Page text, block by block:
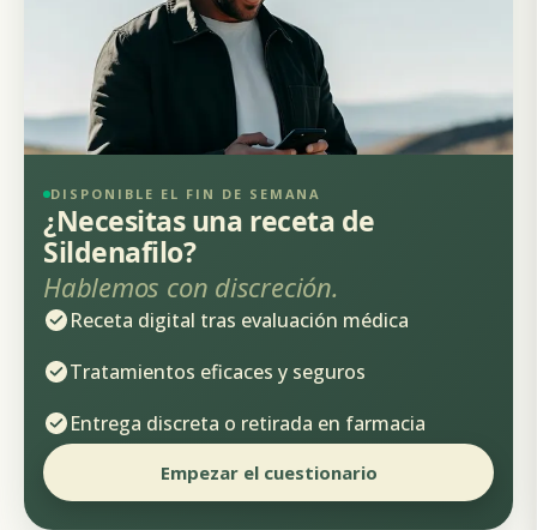
DISPONIBLE EL FIN DE SEMANA
¿Necesitas una receta de
Sildenafilo?
Hablemos con discreción.
Receta digital tras evaluación médica
Tratamientos eficaces y seguros
Entrega discreta o retirada en farmacia
Empezar el cuestionario